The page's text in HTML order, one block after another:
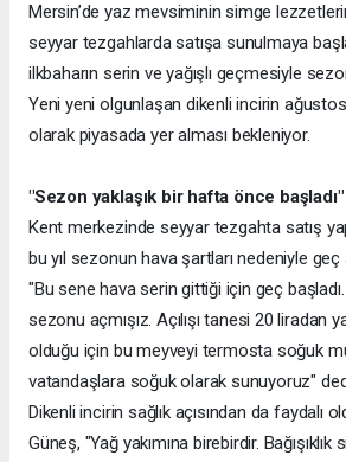
Mersin’de yaz mevsiminin simge
seyyar tezgahlarda satışa sunulmaya
ilkbaharın serin ve yağışlı geçmesiyle
Yeni yeni olgunlaşan dikenli incirin
olarak piyasada yer alması bekleniyor.
"Sezon yaklaşık bir hafta önce başladı"
Kent merkezinde seyyar tezgahta satış
bu yıl sezonun hava şartları nedeniyle geç
"Bu sene hava serin gittiği için geç başladı.
sezonu açmışız. Açılışı tanesi 20 liradan
olduğu için bu meyveyi termosta soğuk
vatandaşlara soğuk olarak sunuyoruz"
Dikenli incirin sağlık açısından da faydalı
Güneş, "Yağ yakımına birebirdir.